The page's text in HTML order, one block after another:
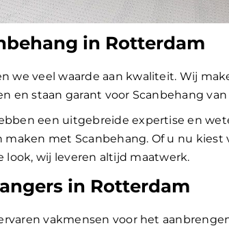
in Rotterdam
we veel waarde aan kwaliteit. Wij
en staan garant voor Scanbehang
een uitgebreide expertise en
met Scanbehang. Of u nu kiest
wij leveren altijd maatwerk.
in Rotterdam
vakmensen voor het